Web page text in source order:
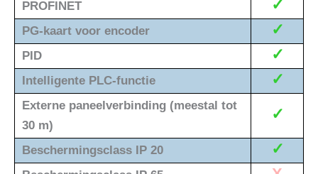
PROFINET ✓
PG-kaart voor encoder ✓
PID ✓
Intelligente PLC-functie ✓
Externe paneelverbinding (meestal tot
30 m)
✓
Beschermingsclass IP 20 ✓